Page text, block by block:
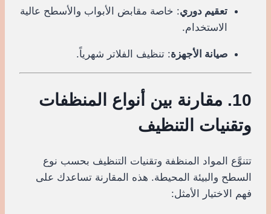
تعقيم دوري: خاصة مقابض الأبواب والأسطح عالية
الاستخدام.
صيانة الأجهزة: تنظيف الفلاتر شهرياً.
10. مقارنة بين أنواع المنظفات
وتقنيات التنظيف
تتنوَّع المواد المنظفة وتقنيات التنظيف بحسب نوع
السطح والبيئة المحيطة. هذه المقارنة تساعدك على
فهم الاختيار الأمثل: